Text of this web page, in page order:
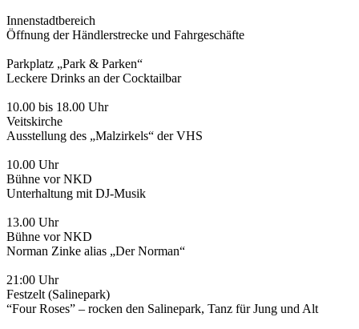
Innenstadtbereich
Öffnung der Händlerstrecke und Fahrgeschäfte
Parkplatz „Park & Parken“
Leckere Drinks an der Cocktailbar
10.00 bis 18.00 Uhr
Veitskirche
Ausstellung des „Malzirkels“ der VHS
10.00 Uhr
Bühne vor NKD
Unterhaltung mit DJ-Musik
13.00 Uhr
Bühne vor NKD
Norman Zinke alias „Der Norman“
21:00 Uhr
Festzelt (Salinepark)
“Four Roses” – rocken den Salinepark, Tanz für Jung und Alt